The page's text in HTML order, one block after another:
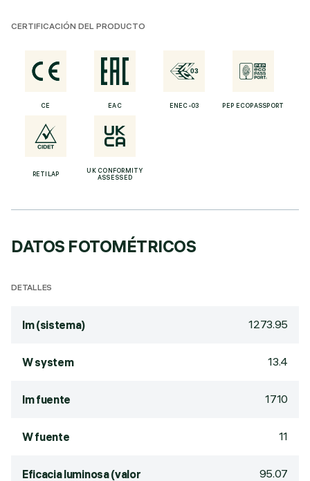
CERTIFICACIÓN DEL PRODUCTO
CE EAC ENEC-03 PEP ECOPASSPORT
RETILAP
UK CONFORMITY
ASSESSED
DATOS FOTOMÉTRICOS
DETALLES
lm (sistema) 1273.95
W system 13.4
lm fuente 1710
W fuente 11
Eficacia luminosa (valor 95.07